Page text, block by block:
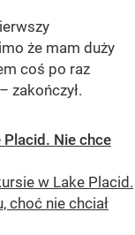
że mam duży
coś po raz
zakończył.
Nie chce
w Lake Placid.
choć nie chciał